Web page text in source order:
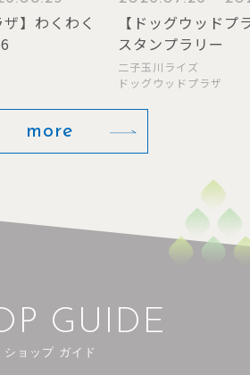
】スイーツ
ピーターラビット
う！キャンペーン
二子玉川ライズ
ショッピングセンター
more
GUIDE
ショップ ガイド